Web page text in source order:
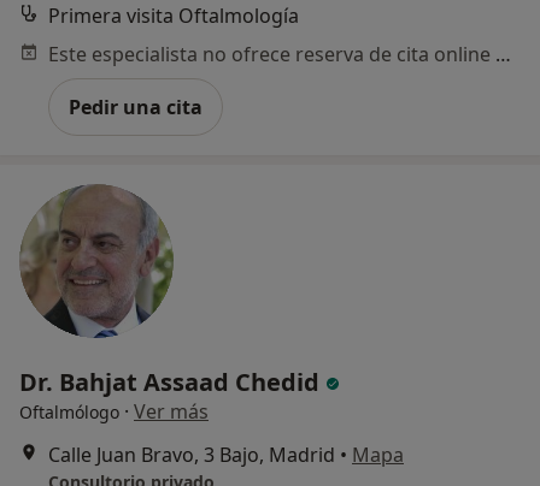
Primera visita Oftalmología
Este especialista no ofrece reserva de cita online en esta dirección.
Pedir una cita
Dr. Bahjat Assaad Chedid
Oftalmólogo · Ver más
Calle Juan Bravo, 3 Bajo, Madrid • Mapa